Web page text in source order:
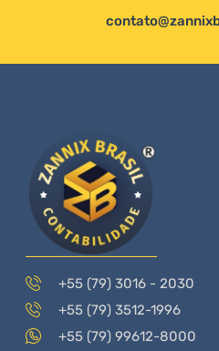
+55 (79) 3016 - 2030
+55 (79) 3512-1996
+55 (79) 99612-8000